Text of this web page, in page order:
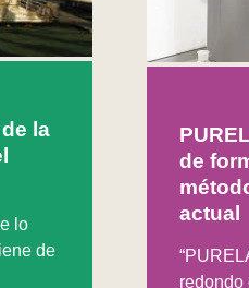
la
lo
de
de
actual
redondo